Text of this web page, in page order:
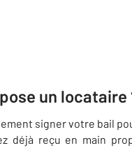
un locataire
signer votre bail
déjà reçu en main